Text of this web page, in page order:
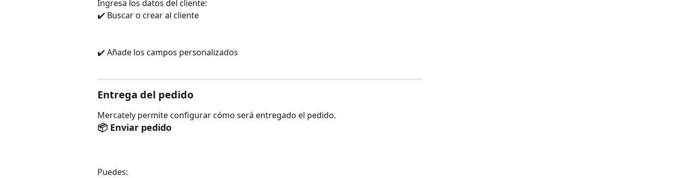
Ingresa los datos del cliente:
✔️ Buscar o crear al cliente
✔️ Añade los campos personalizados
Entrega del pedido
Mercately permite configurar cómo será entregado el pedido.
📦 Enviar pedido
Puedes: